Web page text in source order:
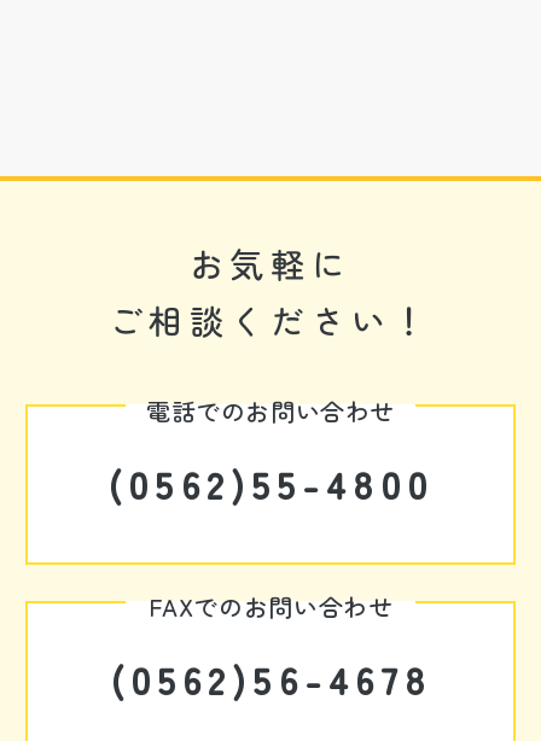
お気軽に
ご相談ください！
電話でのお問い合わせ
(0562)55-4800
FAXでのお問い合わせ
(0562)56-4678